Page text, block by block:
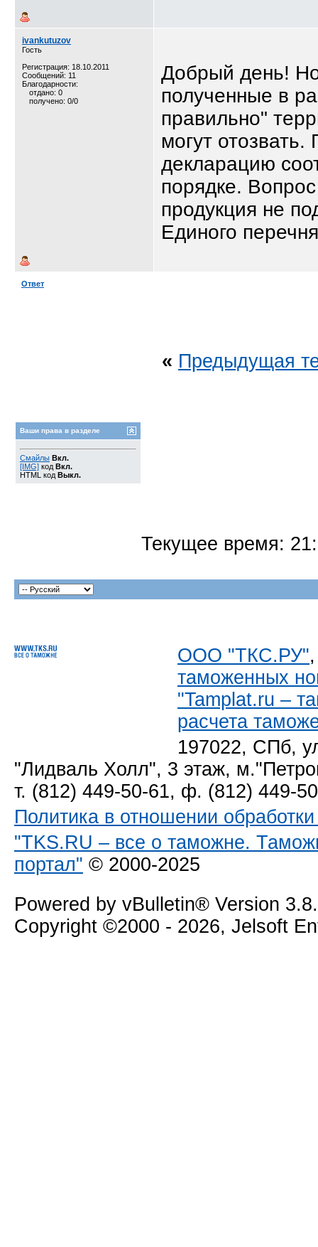
ivankutuzov
Гость
Регистрация: 18.10.2011
Сообщений: 11
Благодарности:
отдано: 0
получено: 0/0
Добрый день!
полученные в
правильно"
могут отозвать.
декларацию
порядке.
продукция не
Единого
Ответ
« Предыдущая
Ваши права в разделе
Смайлы Вкл.
[IMG] код Вкл.
HTML код Выкл.
Текущее время:
ООО "ТКС.РУ"
таможенных
"Tamplat.ru –
расчета
197022, СПб,
"Лидваль Холл", 3 этаж,
т. (812) 449-50-61, ф. (812) 449-
Политика в отношении
"TKS.RU – все о таможне.
портал" © 2000-2025
Powered by vBulletin® Version
Copyright ©2000 - 2026, Jelsoft